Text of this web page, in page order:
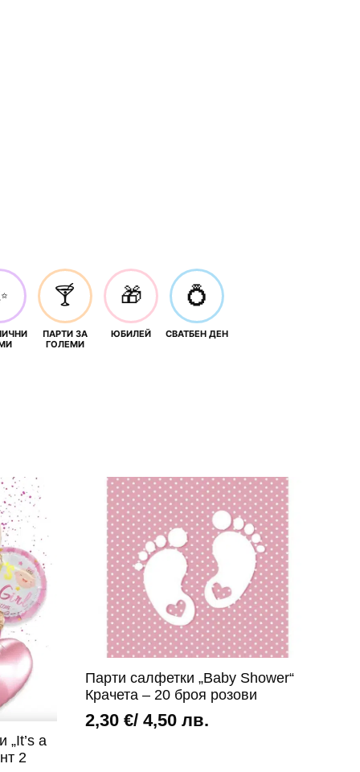
🍸
ПАРТИ ЗА
ГОЛЕМИ
🎁
ЮБИЛЕЙ
💍
СВАТБЕН ДЕН
„It’s a
2
Парти салфетки „Baby Shower“
Крачета – 20 броя розови
2,30€/ 4,50 лв.